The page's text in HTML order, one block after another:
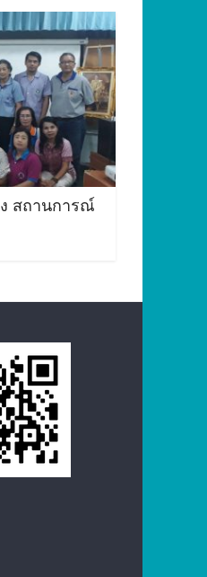
สถานการณ์